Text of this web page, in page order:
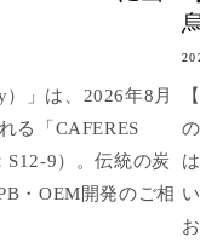
」は、2026年8月
る「CAFERES
S12-9）。伝統の炭
・OEM開発のご相